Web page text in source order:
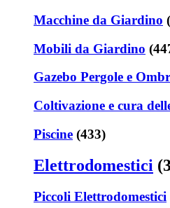
Macchine da Giardino
Mobili da Giardino
Gazebo Pergole e
Coltivazione e cura
Piscine (433)
Elettrodomestici
Piccoli Elettrodomestici